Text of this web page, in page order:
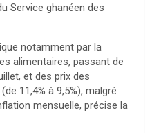
Service ghanéen des
notamment par la
alimentaires, passant de
et des prix des
11,4% à 9,5%), malgré
mensuelle, précise la